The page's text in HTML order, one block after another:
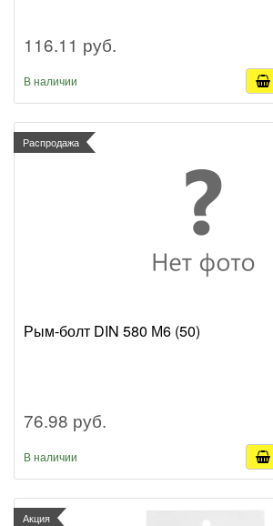
116.11 руб.
В наличии
Распродажа
Рым-болт DIN 580 М6 (50)
76.98 руб.
В наличии
Акция